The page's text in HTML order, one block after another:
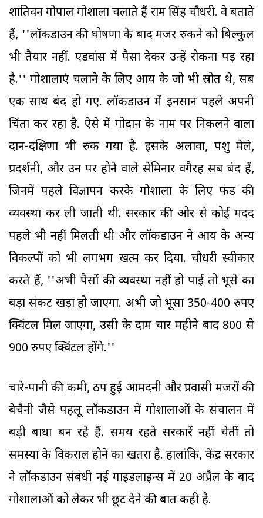
शांतिवन गोपाल गोशाला चलाते हैं राम सिंह चौधरी. वे बताते
हैं, ''लॉकडाउन की घोषणा के बाद मजदूर रुकने को बिल्कुल
भी तैयार नहीं. एडवांस में पैसा देकर उन्हें रोकना पड़ रहा
है.'' गोशालाएं चलाने के लिए आय के जो भी स्रोत थे, सब
एक साथ बंद हो गए. लॉकडाउन में इनसान पहले अपनी
चिंता कर रहा है. ऐसे में गोदान के नाम पर निकलने वाला
दान-दक्षिणा भी रुक गया है. इसके अलावा, पशु मेले,
प्रदर्शनी, और उन पर होने वाले सेमिनार वगैरह सब बंद हैं,
जिनमें पहले विज्ञापन करके गोशाला के लिए फंड की
व्यवस्था कर ली जाती थी. सरकार की ओर से कोई मदद
पहले भी नहीं मिलती थी और लॉकडाउन ने आय के अन्य
विकल्पों को भी लगभग खत्म कर दिया. चौधरी स्वीकार
करते हैं, ''अभी पैसों की व्यवस्था नहीं हो पाई तो भूसे का
बड़ा संकट खड़ा हो जाएगा. अभी जो भूसा 350-400 रुपए
क्विंटल मिल जाएगा, उसी के दाम चार महीने बाद 800 से
900 रुपए क्विंटल होंगे.''
चारे-पानी की कमी, ठप हुई आमदनी और प्रवासी मजदूरों की
बेचैनी जैसे पहलू लॉकडाउन में गोशालाओं के संचालन में
बड़ी बाधा बन रहे हैं. समय रहते सरकारें नहीं चेतीं तो
समस्या के विकराल होने का खतरा है. हालांकि, केंद्र सरकार
ने लॉकडाउन संबंधी नई गाइडलाइन्स में 20 अप्रैल के बाद
गोशालाओं को लेकर भी छूट देने की बात कही है.